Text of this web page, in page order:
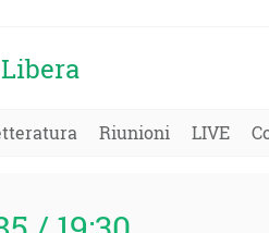
Riunioni LIVE